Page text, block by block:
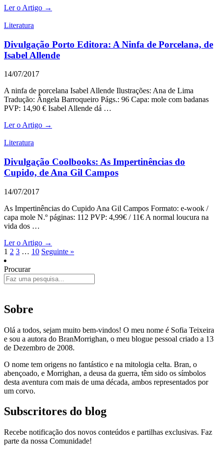
Ler o Artigo →
Literatura
Divulgação Porto Editora: A Ninfa de Porcelana, de
Isabel Allende
14/07/2017
A ninfa de porcelana Isabel Allende Ilustrações: Ana de Lima
Tradução: Ângela Barroqueiro Págs.: 96 Capa: mole com badanas
PVP: 14,90 € Isabel Allende dá …
Ler o Artigo →
Literatura
Divulgação Coolbooks: As Impertinências do
Cupido, de Ana Gil Campos
14/07/2017
As Impertinências do Cupido Ana Gil Campos Formato: e-wook /
capa mole N.º páginas: 112 PVP: 4,99€ / 11€ A normal loucura na
vida dos …
Ler o Artigo →
1 2 3 … 10 Seguinte »
Procurar
Sobre
Olá a todos, sejam muito bem-vindos! O meu nome é Sofia Teixeira
e sou a autora do BranMorrighan, o meu blogue pessoal criado a 13
de Dezembro de 2008.
O nome tem origens no fantástico e na mitologia celta. Bran, o
abençoado, e Morrighan, a deusa da guerra, têm sido os símbolos
desta aventura com mais de uma década, ambos representados por
um corvo.
Subscritores do blog
Recebe notificação dos novos conteúdos e partilhas exclusivas. Faz
parte da nossa Comunidade!